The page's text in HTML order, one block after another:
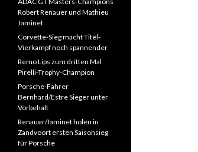
Robert Renauer und Mathieu
Jaminet
Corvette-Sieg macht Titel-
Vierkampf noch spannender
Remo Lips zum dritten Mal
Pirelli-Trophy-Champion
Porsche-Fahrer
Bernhard/Estre Sieger unter
Vorbehalt
Renauer/Jaminet holen in
Zandvoort ersten Saisonsieg
für Porsche